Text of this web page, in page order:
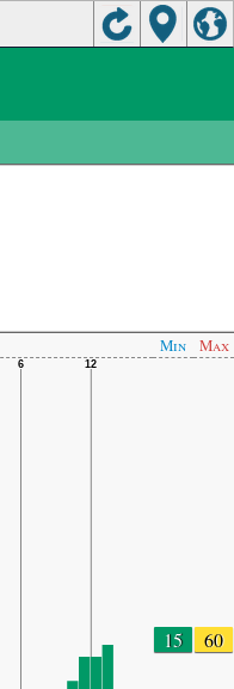
Min Max
15 60